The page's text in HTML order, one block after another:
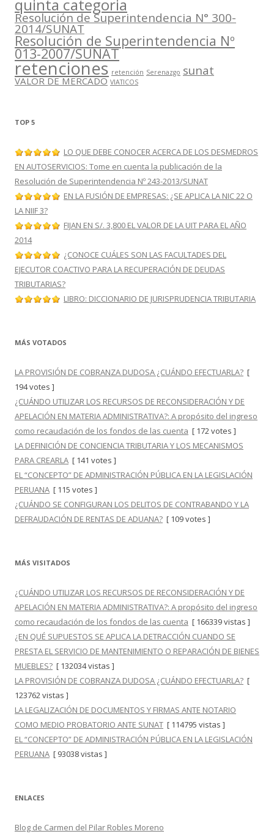
quinta categoria
Resolución de Superintendencia N° 300-
2014/SUNAT
Resolución de Superintendencia Nº
013-2007/SUNAT
retenciones retención Serenazgo sunat
VALOR DE MERCADO VIATICOS
TOP 5
LO QUE DEBE CONOCER ACERCA DE LOS DESMEDROS
EN AUTOSERVICIOS: Tome en cuenta la publicación de la
Resolución de Superintendencia Nº 243-2013/SUNAT
EN LA FUSIÓN DE EMPRESAS: ¿SE APLICA LA NIC 22 O
LA NIIF 3?
FIJAN EN S/. 3,800 EL VALOR DE LA UIT PARA EL AÑO
2014
¿CONOCE CUÁLES SON LAS FACULTADES DEL
EJECUTOR COACTIVO PARA LA RECUPERACIÓN DE DEUDAS
TRIBUTARIAS?
LIBRO: DICCIONARIO DE JURISPRUDENCIA TRIBUTARIA
MÁS VOTADOS
LA PROVISIÓN DE COBRANZA DUDOSA ¿CUÁNDO EFECTUARLA? [
194 votes ]
¿CUÁNDO UTILIZAR LOS RECURSOS DE RECONSIDERACIÓN Y DE
APELACIÓN EN MATERIA ADMINISTRATIVA?: A propósito del ingreso
como recaudación de los fondos de las cuenta [ 172 votes ]
LA DEFINICIÓN DE CONCIENCIA TRIBUTARIA Y LOS MECANISMOS
PARA CREARLA [ 141 votes ]
EL “CONCEPTO” DE ADMINISTRACIÓN PÚBLICA EN LA LEGISLACIÓN
PERUANA [ 115 votes ]
¿CUÁNDO SE CONFIGURAN LOS DELITOS DE CONTRABANDO Y LA
DEFRAUDACIÓN DE RENTAS DE ADUANA? [ 109 votes ]
MÁS VISITADOS
¿CUÁNDO UTILIZAR LOS RECURSOS DE RECONSIDERACIÓN Y DE
APELACIÓN EN MATERIA ADMINISTRATIVA?: A propósito del ingreso
como recaudación de los fondos de las cuenta [ 166339 vistas ]
¿EN QUÉ SUPUESTOS SE APLICA LA DETRACCIÓN CUANDO SE
PRESTA EL SERVICIO DE MANTENIMIENTO O REPARACIÓN DE BIENES
MUEBLES? [ 132034 vistas ]
LA PROVISIÓN DE COBRANZA DUDOSA ¿CUÁNDO EFECTUARLA? [
123762 vistas ]
LA LEGALIZACIÓN DE DOCUMENTOS Y FIRMAS ANTE NOTARIO
COMO MEDIO PROBATORIO ANTE SUNAT [ 114795 vistas ]
EL “CONCEPTO” DE ADMINISTRACIÓN PÚBLICA EN LA LEGISLACIÓN
PERUANA [ 93038 vistas ]
ENLACES
Blog de Carmen del Pilar Robles Moreno